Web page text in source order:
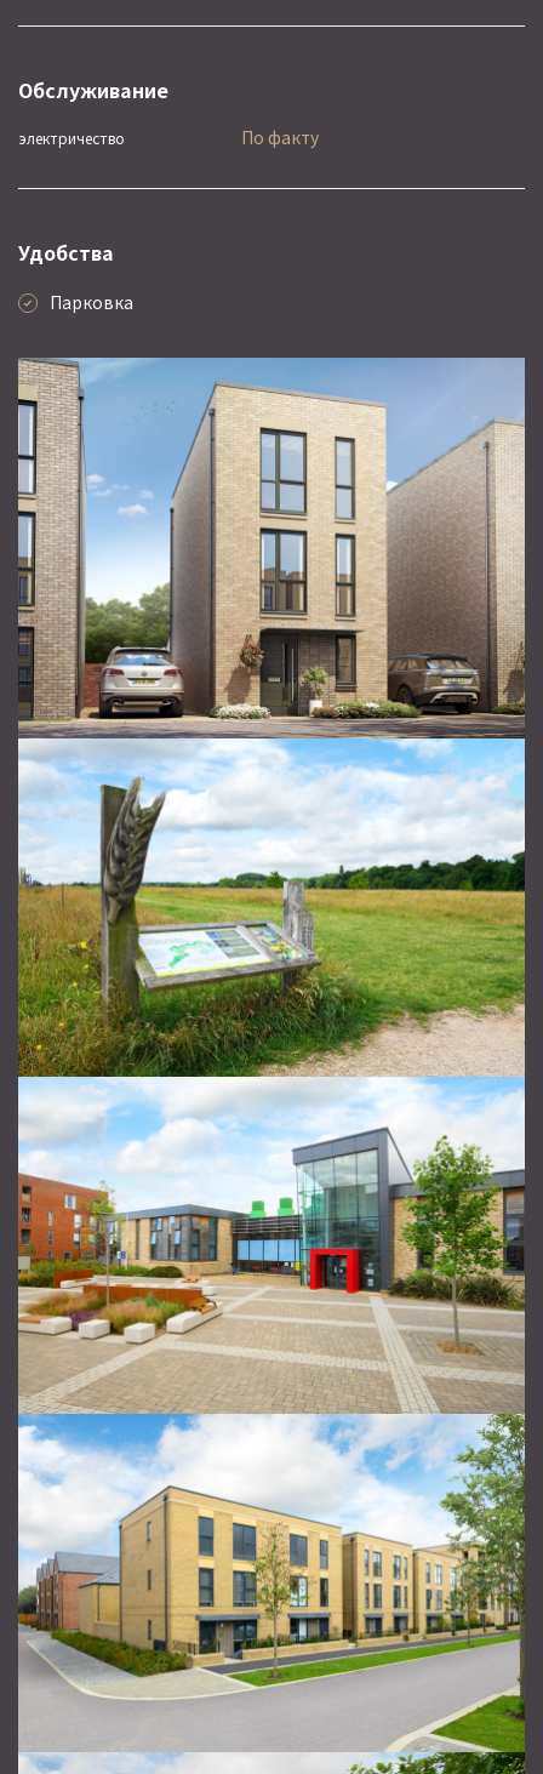
Обслуживание
электричество По факту
Удобства
Парковка